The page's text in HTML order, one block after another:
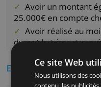
La solution DB
trimestre. Mais
gratuitement si
conditions:
Avoir moins de